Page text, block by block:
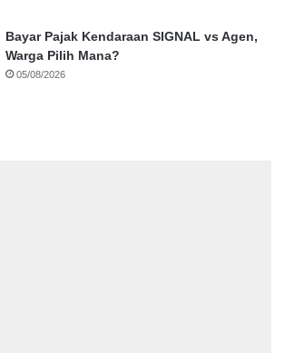
Bayar Pajak Kendaraan SIGNAL vs Agen,
Warga Pilih Mana?
05/08/2026